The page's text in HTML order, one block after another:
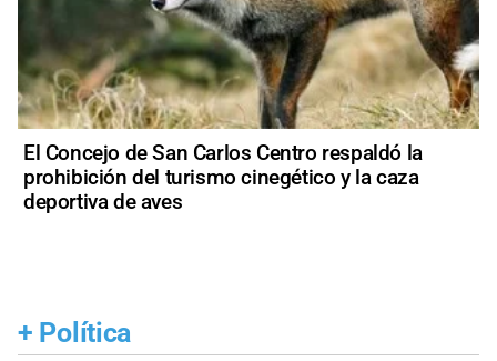
El Concejo de San Carlos Centro respaldó la
prohibición del turismo cinegético y la caza
deportiva de aves
+ Política